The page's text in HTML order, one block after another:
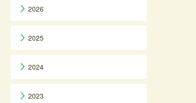
2026
2025
2024
2023